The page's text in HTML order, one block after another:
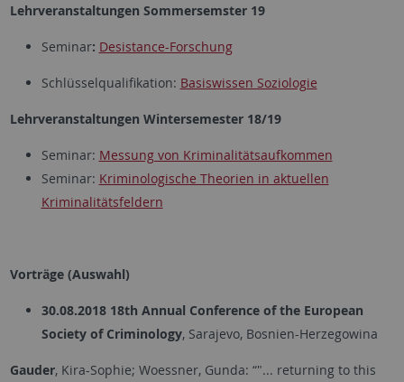
Lehrveranstaltungen Sommersemster 19
Seminar: Desistance-Forschung
Schlüsselqualifikation: Basiswissen Soziologie
Lehrveranstaltungen Wintersemester 18/19
Seminar: Messung von Kriminalitätsaufkommen
Seminar: Kriminologische Theorien in aktuellen
Kriminalitätsfeldern
Vorträge (Auswahl)
30.08.2018 18th Annual Conference of the European
Society of Criminology, Sarajevo, Bosnien-Herzegowina
Gauder, Kira-Sophie; Woessner, Gunda: “"... returning to this